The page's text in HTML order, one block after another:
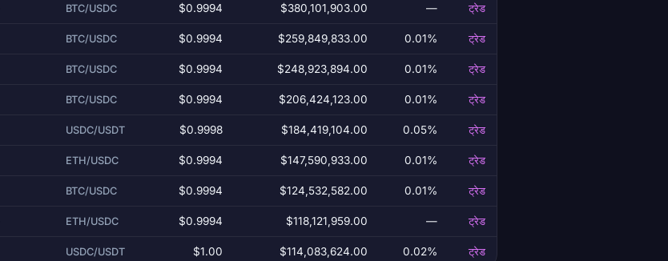
BTC/USDC $0.9994 $380,101,903.00 — ट्रेड
BTC/USDC $0.9994 $259,849,833.00 0.01% ट्रेड
BTC/USDC $0.9994 $248,923,894.00 0.01% ट्रेड
BTC/USDC $0.9994 $206,424,123.00 0.01% ट्रेड
USDC/USDT $0.9998 $184,419,104.00 0.05% ट्रेड
ETH/USDC $0.9994 $147,590,933.00 0.01% ट्रेड
BTC/USDC $0.9994 $124,532,582.00 0.01% ट्रेड
ETH/USDC $0.9994 $118,121,959.00 — ट्रेड
USDC/USDT $1.00 $114,083,624.00 0.02% ट्रेड